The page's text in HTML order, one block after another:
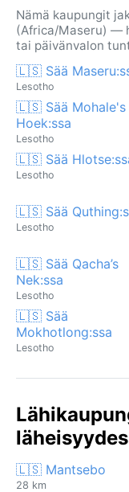
Nämä kaupungit
(Africa/Maseru) —
tai päivänvalon
🇱🇸 Sää
Lesotho
🇱🇸 Sää Mohale's
Hoek:ssa
Lesotho
🇱🇸 Sää
Lesotho
🇱🇸 Sää
Lesotho
🇱🇸 Sää Qacha’s
Nek:ssa
Lesotho
🇱🇸 Sää
Mokhotlong:ssa
Lesotho
🇱🇸 Mantsebo
28 km